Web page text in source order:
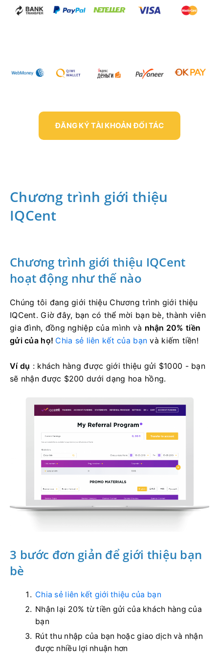
ĐĂNG KÝ TÀI KHOẢN ĐỐI TÁC
Chương trình giới thiệu
IQCent
Chương trình giới thiệu IQCent
hoạt động như thế nào
Chúng tôi đang giới thiệu Chương trình giới thiệu
IQCent. Giờ đây, bạn có thể mời bạn bè, thành viên
gia đình, đồng nghiệp của mình và nhận 20% tiền
gửi của họ! Chia sẻ liên kết của bạn và kiếm tiền!
Ví dụ : khách hàng được giới thiệu gửi $1000 - bạn
sẽ nhận được $200 dưới dạng hoa hồng.
3 bước đơn giản để giới thiệu bạn
bè
Chia sẻ liên kết giới thiệu của bạn
Nhận lại 20% từ tiền gửi của khách hàng của
bạn
Rút thu nhập của bạn hoặc giao dịch và nhận
được nhiều lợi nhuận hơn